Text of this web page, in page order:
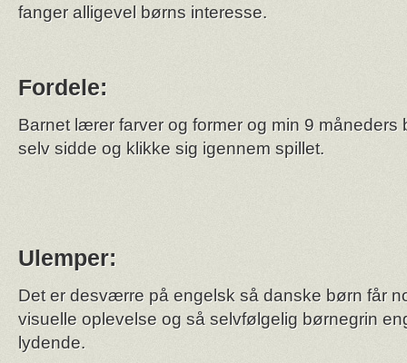
fanger alligevel børns interesse.
Fordele:
Barnet lærer farver og former og min 9 måneders
selv sidde og klikke sig igennem spillet.
Ulemper:
Det er desværre på engelsk så danske børn får
visuelle oplevelse og så selvfølgelig børnegrin
lydende.